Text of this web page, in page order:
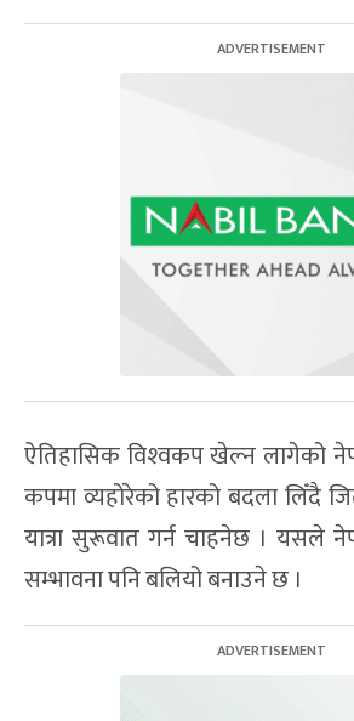
ऐतिहासिक विश्‍वकप खेल्न लागेको
कपमा व्यहोरेको हारको बदला लिँदै
यात्रा सुरूवात गर्न चाहनेछ । यसले
सम्भावना पनि बलियो बनाउने छ ।